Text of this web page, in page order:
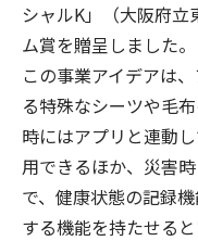
シャルK」（大阪府
ム賞を贈呈しました。
この事業アイデアは
る特殊なシーツや毛
時にはアプリと連動
用できるほか、災害
で、健康状態の記録
する機能を持たせると